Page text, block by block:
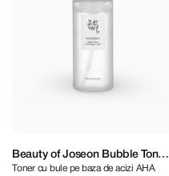
Beauty of Joseon Bubble Toner
Green Plum + AHA 150 ml
Toner cu bule pe baza de acizi AHA